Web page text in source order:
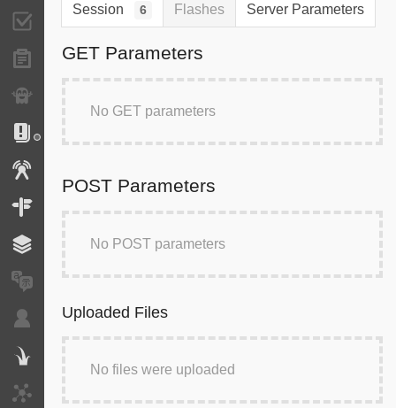
Forms
Exception
Logs
Routing
Cache
Translation
Security
Twig
HTTP Client
Session 6 Flashes Server Parameters
GET Parameters
No GET parameters
POST Parameters
No POST parameters
Uploaded Files
No files were uploaded